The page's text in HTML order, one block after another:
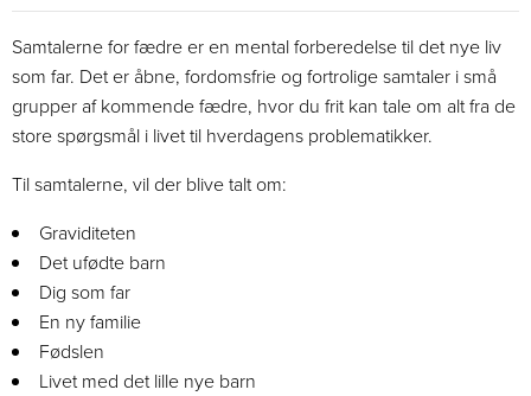
Samtalerne for fædre er en mental forberedelse til det nye liv
som far. Det er åbne, fordomsfrie og fortrolige samtaler i små
grupper af kommende fædre, hvor du frit kan tale om alt fra de
store spørgsmål i livet til hverdagens problematikker.
Til samtalerne, vil der blive talt om:
Graviditeten
Det ufødte barn
Dig som far
En ny familie
Fødslen
Livet med det lille nye barn